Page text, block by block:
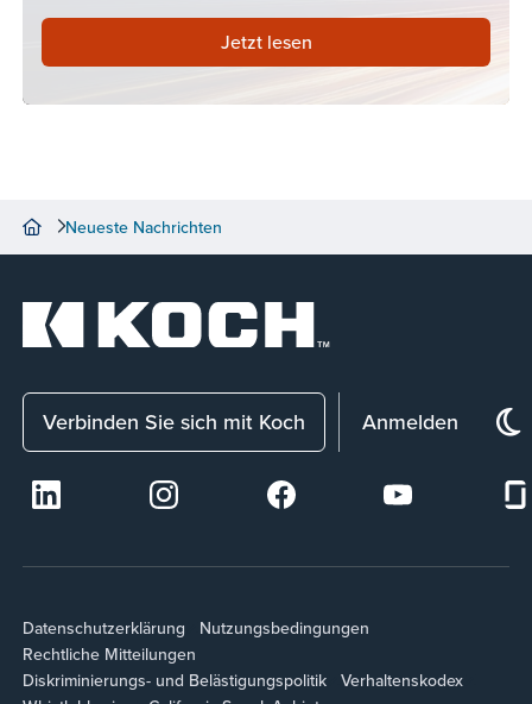
Jetzt lesen
Neueste Nachrichten
Verbinden Sie sich mit Koch Anmelden
Datenschutzerklärung
Nutzungsbedingungen
Rechtliche Mitteilungen
Diskriminierungs- und Belästigungspolitik
Verhaltenskodex